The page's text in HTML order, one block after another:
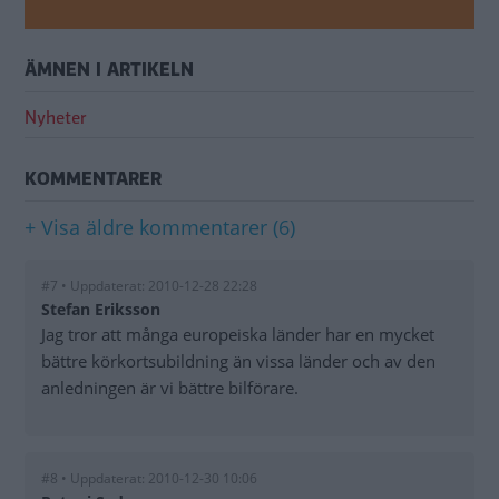
ÄMNEN I ARTIKELN
Nyheter
KOMMENTARER
+ Visa äldre kommentarer (6)
#7 • Uppdaterat: 2010-12-28 22:28
Stefan Eriksson
Jag tror att många europeiska länder har en mycket
bättre körkortsubildning än vissa länder och av den
anledningen är vi bättre bilförare.
#8 • Uppdaterat: 2010-12-30 10:06